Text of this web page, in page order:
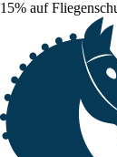
15% auf